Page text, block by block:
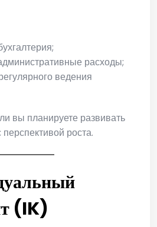
расходы;
ведения
вы планируете развивать
роста.
(IK)